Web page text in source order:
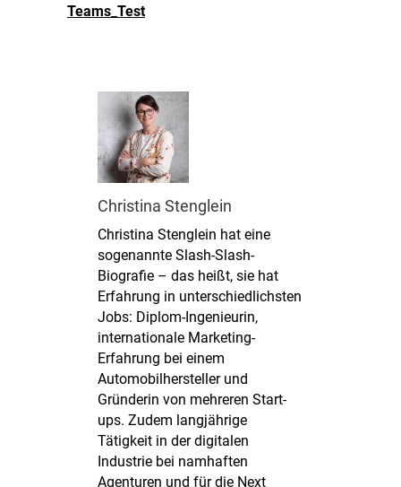
Teams_Test
Christina Stenglein
Christina Stenglein hat eine
sogenannte Slash-Slash-
Biografie – das heißt, sie hat
Erfahrung in unterschiedlichsten
Jobs: Diplom-Ingenieurin,
internationale Marketing-
Erfahrung bei einem
Automobilhersteller und
Gründerin von mehreren Start-
ups. Zudem langjährige
Tätigkeit in der digitalen
Industrie bei namhaften
Agenturen und für die Next